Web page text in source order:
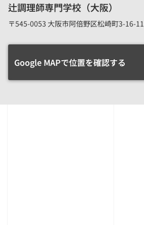
辻調理師専門学校（大阪）
〒545-0053 大阪市阿倍野区松崎町3-16-11
Google MAPで位置を確認する